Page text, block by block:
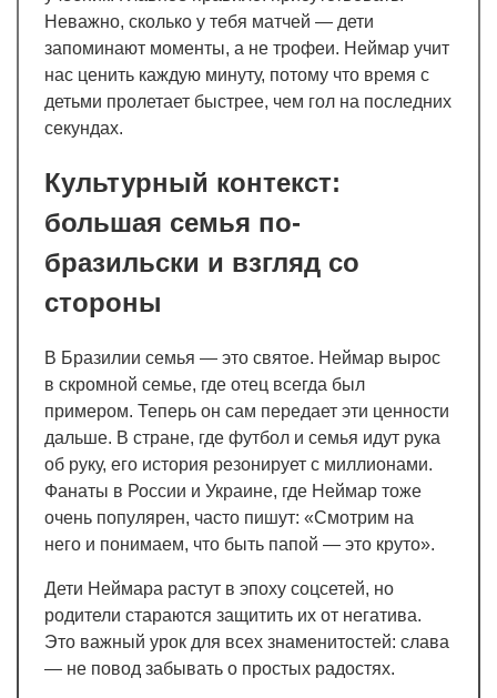
Неважно, сколько у тебя матчей — дети
запоминают моменты, а не трофеи. Неймар учит
нас ценить каждую минуту, потому что время с
детьми пролетает быстрее, чем гол на последних
секундах.
Культурный контекст:
большая семья по-
бразильски и взгляд со
стороны
В Бразилии семья — это святое. Неймар вырос
в скромной семье, где отец всегда был
примером. Теперь он сам передает эти ценности
дальше. В стране, где футбол и семья идут рука
об руку, его история резонирует с миллионами.
Фанаты в России и Украине, где Неймар тоже
очень популярен, часто пишут: «Смотрим на
него и понимаем, что быть папой — это круто».
Дети Неймара растут в эпоху соцсетей, но
родители стараются защитить их от негатива.
Это важный урок для всех знаменитостей: слава
— не повод забывать о простых радостях.